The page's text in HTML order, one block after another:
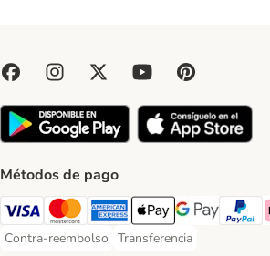
Métodos de pago
Visa Payment Method
Mastercard Payment Method
American Express Payment
Apple Pay Payment
Google PayPayPal
Contra-reembolso
Contra-reembolso Payment Method
Transferencia
Transferencia Payment